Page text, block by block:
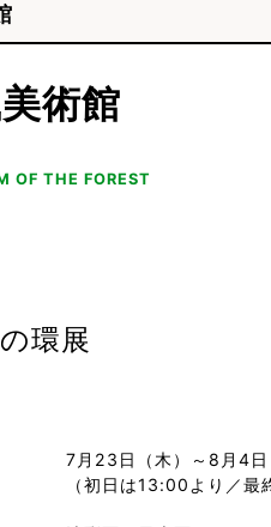
術館
OF THE FOREST
環展
7月23日（木）～8月4
（初日は13:00より／最